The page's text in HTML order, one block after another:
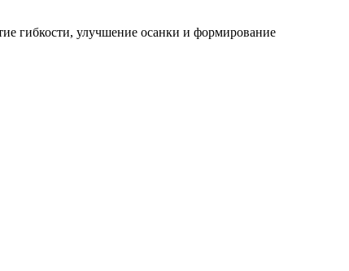
гибкости, улучшение осанки и формирование